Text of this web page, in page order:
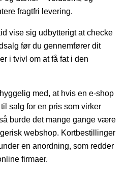
fragtfri levering.
vise sig udbytterigt at checke
før du gennemfører dit
i tvivl om at få fat i den
med, at hvis en e-shop
salg for en pris som virker
burde det mange gange være
webshop. Kortbestillinger
en anordning, som redder
firmaer.